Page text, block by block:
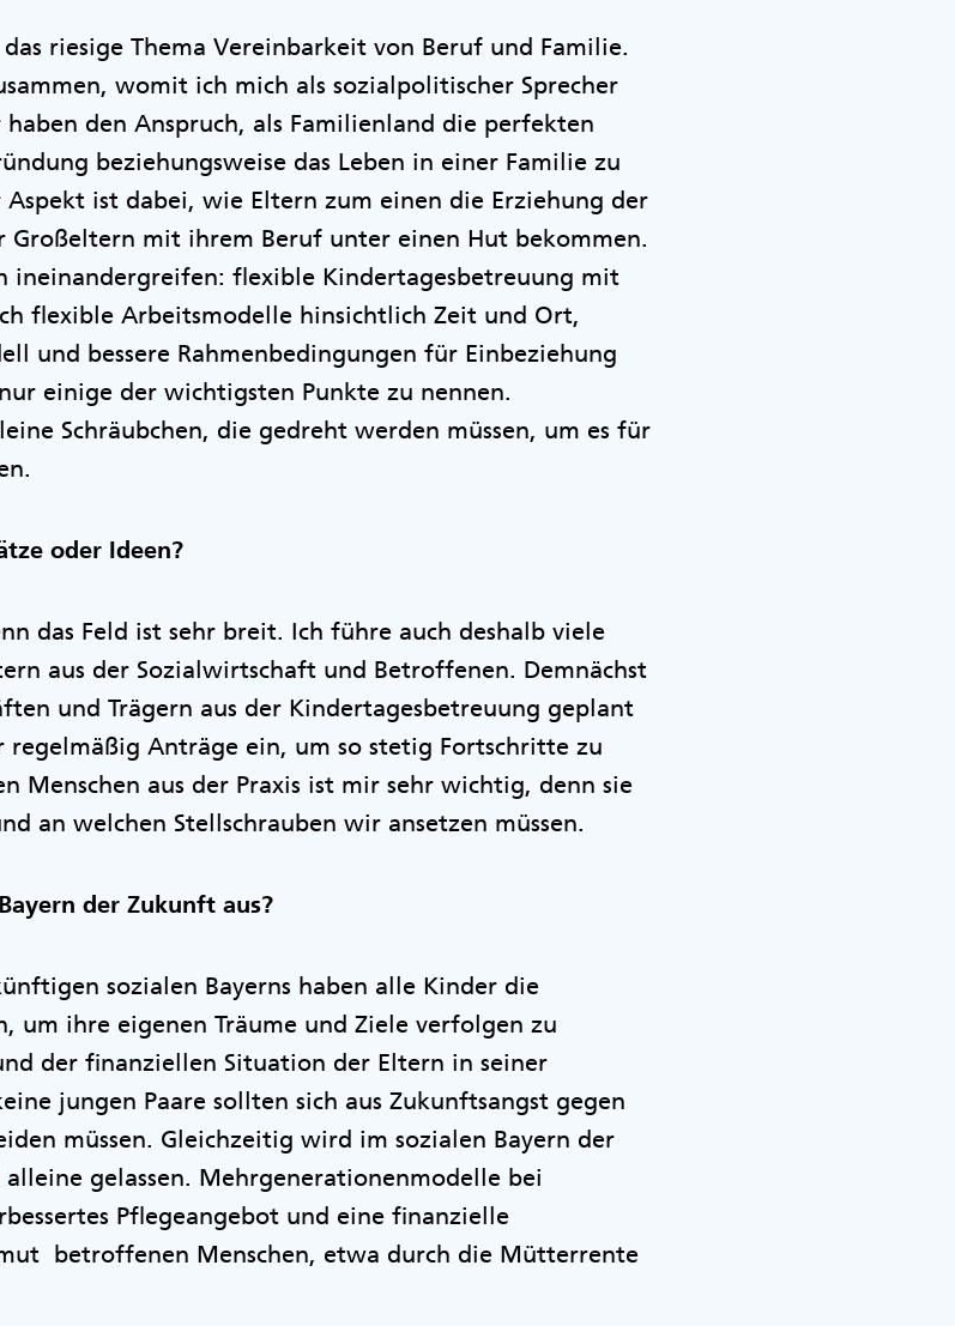
riesige Thema Vereinbarkeit von Beruf und Familie.
womit ich mich als sozialpolitischer Sprecher
den Anspruch, als Familienland die perfekten
beziehungsweise das Leben in einer Familie zu
ist dabei, wie Eltern zum einen die Erziehung der
Großeltern mit ihrem Beruf unter einen Hut bekommen.
ineinandergreifen: flexible Kindertagesbetreuung mit
flexible Arbeitsmodelle hinsichtlich Zeit und Ort,
und bessere Rahmenbedingungen für Einbeziehung
einige der wichtigsten Punkte zu nennen.
Schräubchen, die gedreht werden müssen, um es für
oder Ideen?
das Feld ist sehr breit. Ich führe auch deshalb viele
aus der Sozialwirtschaft und Betroffenen. Demnächst
und Trägern aus der Kindertagesbetreuung geplant
Anträge ein, um so stetig Fortschritte zu
Menschen aus der Praxis ist mir sehr wichtig, denn sie
an welchen Stellschrauben wir ansetzen müssen.
der Zukunft aus?
sozialen Bayerns haben alle Kinder die
um ihre eigenen Träume und Ziele verfolgen zu
der finanziellen Situation der Eltern in seiner
jungen Paare sollten sich aus Zukunftsangst gegen
müssen. Gleichzeitig wird im sozialen Bayern der
gelassen. Mehrgenerationenmodelle bei
Pflegeangebot und eine finanzielle
betroffenen Menschen, etwa durch die Mütterrente